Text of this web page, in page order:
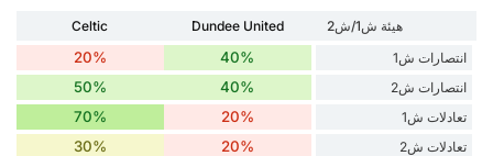
هيئة ش1/ش2 Dundee United
Celtic
انتصارات ش1
40%
20%
انتصارات ش2 40%
50%
تعادلات ش1 20%
70%
تعادلات ش2 20%
30%